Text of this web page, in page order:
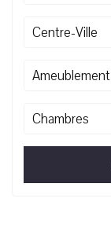
Centre-Ville
Ameublement
Chambres